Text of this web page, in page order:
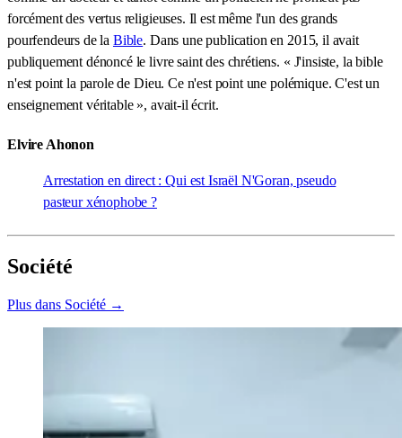
forcément des vertus religieuses. Il est même l'un des grands
pourfendeurs de la Bible. Dans une publication en 2015, il avait
publiquement dénoncé le livre saint des chrétiens. « J'insiste, la bible
n'est point la parole de Dieu. Ce n'est point une polémique. C'est un
enseignement véritable », avait-il écrit.
Elvire Ahonon
Arrestation en direct : Qui est Israël N'Goran, pseudo
pasteur xénophobe ?
Société
Plus dans Société →